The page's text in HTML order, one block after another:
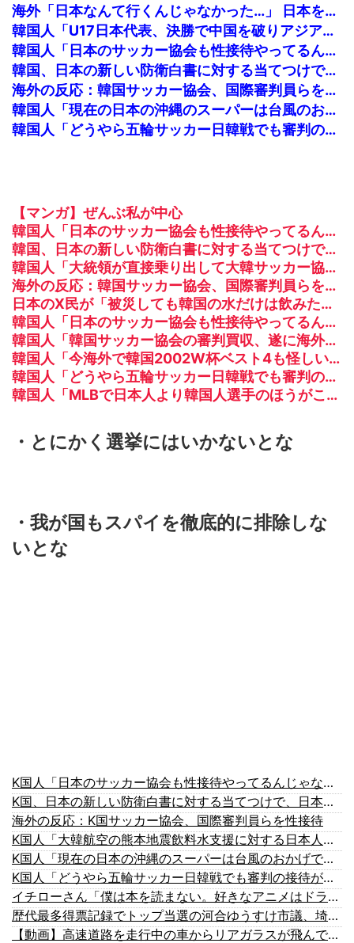
海外「日本なんて行くんじゃなかった…」 日本を知ってしまったディズニー信者、帰国後『本家』に失望する事態に
韓国人「U17日本代表、決勝で中国を破りアジア杯優勝（通算5回目・最多優勝国）」→「韓国は8強で落ちたのに・・・もう越えられない壁になってしまったね」「韓国は監督の問題が大きい」「日本はもうどんなに精神勝利したところで超えられない壁である」
韓国人「日本のサッカー協会も性接待やってるんじゃないですか？」
韓国、日本の新しい防衛白書に対する当てつけで、日本の制止も聞かず日本の領土で軍事訓練を強行
海外の反応：韓国サッカー協会、国際審判員らを性接待
韓国人「現在の日本の沖縄のスーパーは台風のおかげでこうなりました」
韓国人「どうやら五輪サッカー日韓戦でも審判の接待があった模様…」→「メダル剥奪なのでは…？（ブルブル」＝韓国の反応
【マンガ】ぜんぶ私が中心
韓国人「日本のサッカー協会も性接待やってるんじゃないですか？」
韓国、日本の新しい防衛白書に対する当てつけで、日本の制止も聞かず日本の領土で軍事訓練を強行
韓国人「大統領が直接乗り出して大韓サッカー協会の非民主的な運営を厳しく批判した理由がこちらです‥」→「衝撃的な展開‥」
海外の反応：韓国サッカー協会、国際審判員らを性接待
日本のX民が「被災しても韓国の水だけは飲みたくない」と投稿したのが韓国にバレてしまうw
韓国人「日本のサッカー協会も性接待やってるんじゃないですか？」
韓国人「韓国サッカー協会の審判買収、遂に海外でも話題に…」→「2002年の栄光まで疑われる…（ﾌﾞﾙﾌﾞﾙ」＝韓国の反応
韓国人「今海外で韓国2002W杯ベスト4も怪しいと言われてるよ！性接待がバレちゃったからね」
韓国人「どうやら五輪サッカー日韓戦でも審判の接待があった模様…」→「メダル剥奪なのでは…？（ﾌﾞﾙﾌﾞﾙ」＝韓国の反応
韓国人「MLBで日本人より韓国人選手のほうがこの能力だけは上だよね」
・とにかく選挙にはいかないとな
・我が国もスパイを徹底的に排除しな
いとな
K国人「日本のサッカー協会も性接待やってるんじゃないですか？」
K国、日本の新しい防衛白書に対する当てつけで、日本の制止も聞かず日本の領土で軍事訓練を強行
海外の反応：K国サッカー協会、国際審判員らを性接待
K国人「大韓航空の熊本地震飲料水支援に対する日本人の反応をご覧ください・・・」→「」
K国人「現在の日本の沖縄のスーパーは台風のおかげでこうなりました」
K国人「どうやら五輪サッカー日韓戦でも審判の接待があった模様…」→「メダル剥奪なのでは…？（ブルブル」＝K国の反応
イチローさん「僕は本を読まない。好きなアニメはドラゴンボール」【海外の反応】
歴代最多得票記録でトップ当選の河合ゆうすけ市議、埼玉知事選（来年８月）に立候補表明！「埼玉県の外国人問題を解決するには、知事選で保守の政治家が立ち上がるしかない」保守一本化を訴え
【動画】高速道路を走行中の車からリアガラスが飛んでくる事故(ﾟoﾟ)